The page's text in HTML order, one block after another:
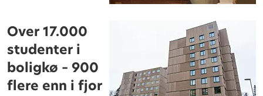
Over 17.000
studenter i
boligkø – 900
flere enn i fjor